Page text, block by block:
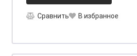
Сравнить В избранное